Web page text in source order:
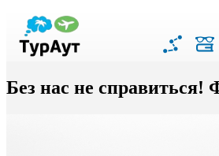
Без нас не справиться!